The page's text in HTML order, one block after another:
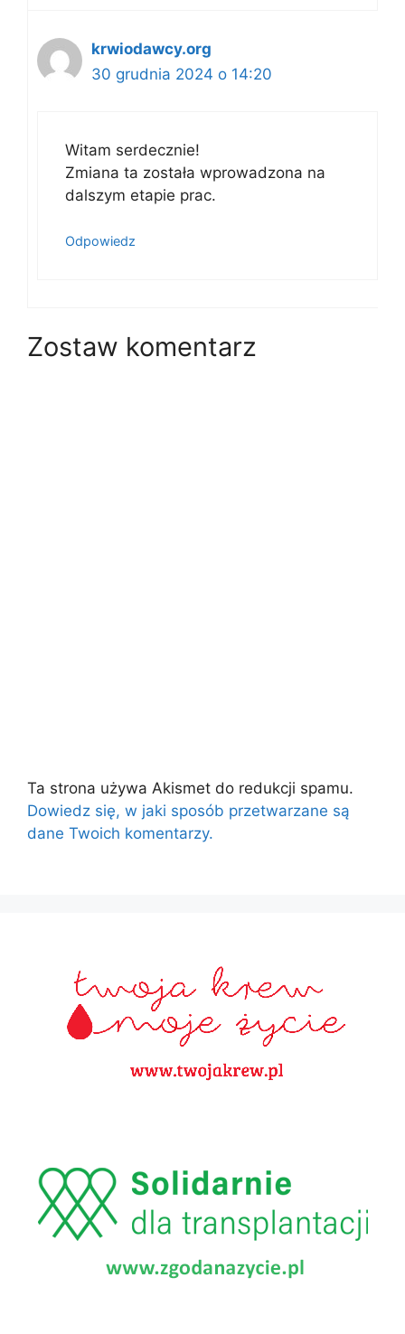
krwiodawcy.org
30 grudnia 2024 o 14:20
Witam serdecznie!
Zmiana ta została wprowadzona na
dalszym etapie prac.
Odpowiedz
Zostaw komentarz
Ta strona używa Akismet do redukcji spamu.
Dowiedz się, w jaki sposób przetwarzane są
dane Twoich komentarzy.